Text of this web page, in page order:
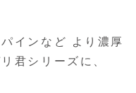
インなど より濃厚
君シリーズに、